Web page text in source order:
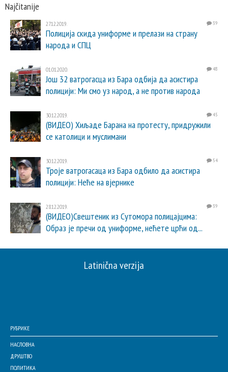
Najčitanije
27.12.2019. 39
Полиција скида униформе и прелази на страну
народа и СПЦ
01.01.2020. 48
Још 32 ватрогасца из Бара одбија да асистира
полицији: Ми смо уз народ, а не против народа
30.12.2019. 45
(ВИДЕО) Хиљаде Барана на протесту, придружили
се католици и муслимани
30.12.2019. 54
Троје ватрогасаца из Бара одбило да асистира
полицији: Неће на вјернике
28.12.2019. 39
(ВИДЕО)Свештеник из Сутомора полицајцима:
Образ је пречи од униформе, нећете црћи од...
Latinična verzija
РУБРИКЕ
НАСЛОВНА
ДРУШТВО
ПОЛИТИКА